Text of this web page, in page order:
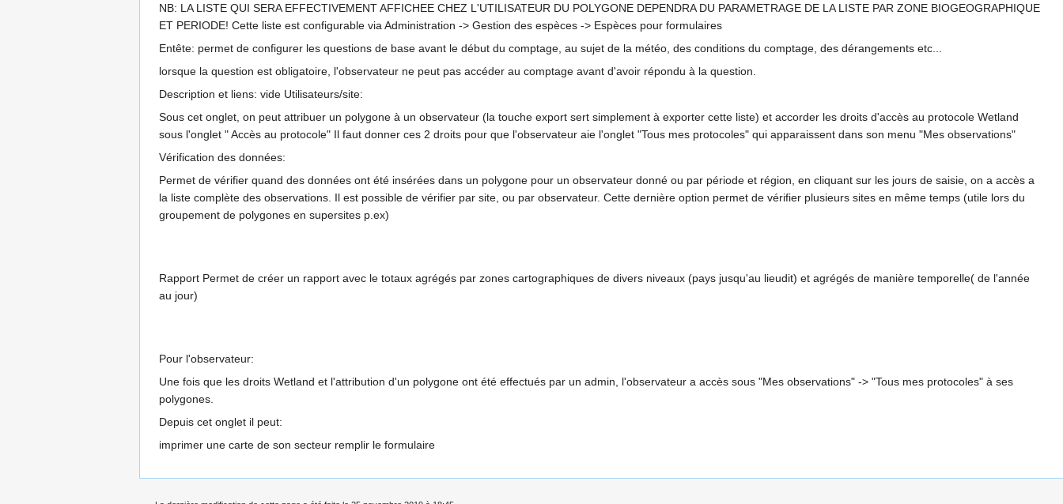
NB: LA LISTE QUI SERA EFFECTIVEMENT AFFICHEE CHEZ L'UTILISATEUR DU POLYGONE DEPENDRA DU PARAMETRAGE DE LA LISTE PAR ZONE BIOGEOGRAPHIQUE
ET PERIODE! Cette liste est configurable via Administration -> Gestion des espèces -> Espèces pour formulaires
Entête: permet de configurer les questions de base avant le début du comptage, au sujet de la météo, des conditions du comptage, des dérangements etc...
lorsque la question est obligatoire, l'observateur ne peut pas accéder au comptage avant d'avoir répondu à la question.
Description et liens: vide Utilisateurs/site:
Sous cet onglet, on peut attribuer un polygone à un observateur (la touche export sert simplement à exporter cette liste) et accorder les droits d'accès au protocole Wetland
sous l'onglet " Accès au protocole" Il faut donner ces 2 droits pour que l'observateur aie l'onglet "Tous mes protocoles" qui apparaissent dans son menu "Mes observations"
Vérification des données:
Permet de vérifier quand des données ont été insérées dans un polygone pour un observateur donné ou par période et région, en cliquant sur les jours de saisie, on a accès a
la liste complète des observations. Il est possible de vérifier par site, ou par observateur. Cette dernière option permet de vérifier plusieurs sites en même temps (utile lors du
groupement de polygones en supersites p.ex)
Rapport Permet de créer un rapport avec le totaux agrégés par zones cartographiques de divers niveaux (pays jusqu'au lieudit) et agrégés de manière temporelle( de l'année
au jour)
Pour l'observateur:
Une fois que les droits Wetland et l'attribution d'un polygone ont été effectués par un admin, l'observateur a accès sous "Mes observations" -> "Tous mes protocoles" à ses
polygones.
Depuis cet onglet il peut:
imprimer une carte de son secteur remplir le formulaire